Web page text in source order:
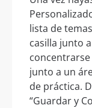
lista de
casilla junto
junto a un
de práctica.
“Guardar y